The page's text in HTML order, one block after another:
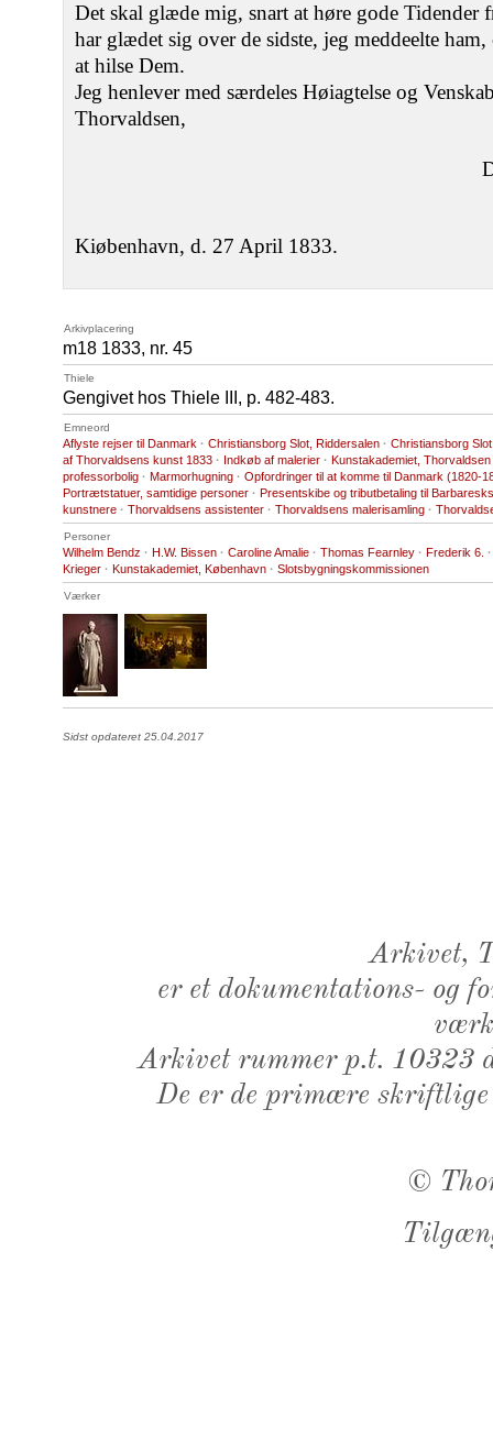
Det skal glæde mig, snart at høre gode
har glædet sig over de sidste, jeg meddeelte
at hilse Dem.
Jeg henlever med særdeles Høiagtelse og
Thorvaldsen,
Kiøbenhavn, d. 27 April 1833.
Arkivplacering
m18 1833, nr. 45
Thiele
Gengivet hos Thiele III, p. 482-483.
Emneord
Aflyste rejser til Danmark · Christiansborg Slot, Riddersalen · Christiansborg
af Thorvaldsens kunst 1833 · Indkøb af malerier · Kunstakademiet,
professorbolig · Marmorhugning · Opfordringer til at komme til Danmark (1820-
Portrætstatuer, samtidige personer · Presentskibe og tributbetaling til
kunstnere · Thorvaldsens assistenter · Thorvaldsens malerisamling ·
Personer
Wilhelm Bendz · H.W. Bissen · Caroline Amalie · Thomas Fearnley · Frederik 6. ·
Krieger · Kunstakademiet, København · Slotsbygningskommissionen
Værker
Sidst opdateret 25.04.2017
Arkivet,
er et dokumentations- og
Arkivet rummer p.t. 10323
De er de primære
©